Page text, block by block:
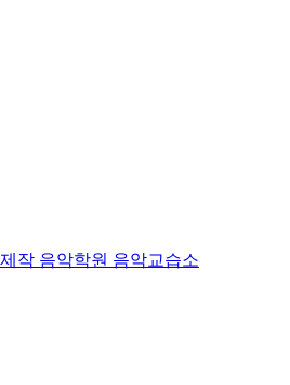
작 음악학원 음악교습소